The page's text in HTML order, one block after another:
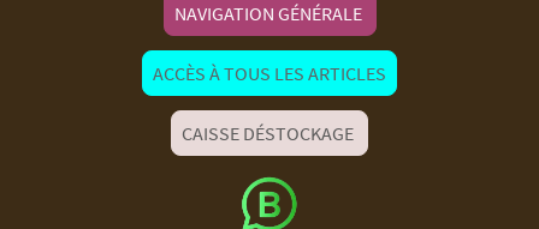
NAVIGATION GÉNÉRALE
ACCÈS À TOUS LES ARTICLES
CAISSE DÉSTOCKAGE